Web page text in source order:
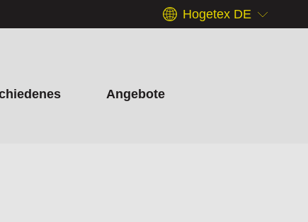
Hogetex DE
Angebote